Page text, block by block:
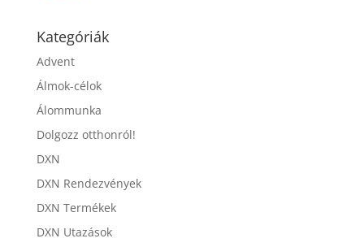
Kategóriák
Advent
Álmok-célok
Álommunka
Dolgozz otthonról!
DXN
DXN Rendezvények
DXN Termékek
DXN Utazások